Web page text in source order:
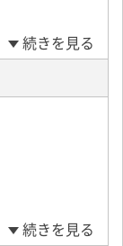
5,000円）
続きを見る
続きを見る